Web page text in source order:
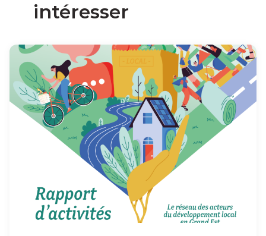
intéresser